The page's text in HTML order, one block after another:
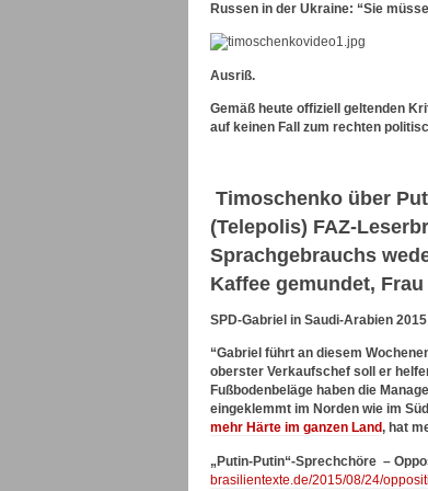
Russen in der Ukraine: “Sie
Ausriß.
Gemäß heute offiziell geltenden
auf keinen Fall zum rechten
Timoschenko über
(Telepolis) FAZ-
Sprachgebrauchs
Kaffee gemundet, Frau
SPD-Gabriel in Saudi-Arabien
“Gabriel führt an diesem
oberster Verkaufschef soll er
Fußbodenbeläge haben die
eingeklemmt im Norden wie im
mehr Härte im ganzen Land, hat
„Putin-Putin“-Sprechchöre –
brasilientexte.de/2015/08/24/